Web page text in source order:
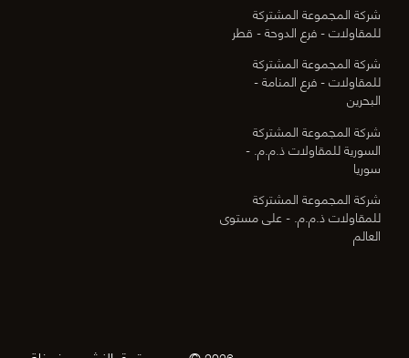
شركة المجموعة المشتركة
للمقاولات - فرع الدوحة - قطر
شركة المجموعة المشتركة
للمقاولات - فرع المنامة -
البحرين
شركة المجموعة المشتركة
السورية للمقاولات ذ.م.م. -
سوريا
شركة المجموعة المشتركة
للمقاولات ذ.م.م. - على مستوى
العالم